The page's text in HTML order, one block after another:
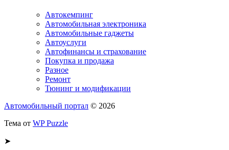
Автокемпинг
Автомобильная электроника
Автомобильные гаджеты
Автоуслуги
Автофинансы и страхование
Покупка и продажа
Разное
Ремонт
Тюнинг и модификации
Автомобильный портал © 2026
Тема от WP Puzzle
➤